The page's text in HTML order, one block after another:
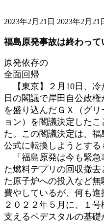
2023年2月21日 終
新
2023年2月21
福島原発事故は終わって
原発依存の
全面回帰
【東京】２月10日、冷
日の閣議で岸田自公政
を盛り込んだＧＸ（グ
ョン）を閣議決定した
た。この閣議決定は、
公式に転換しようとする
「福島原発は今も緊急
た燃料デプリの回収撤
た原子炉への投入など
費やしているが、何も
２０２２年５月に、１
支えるペデスタルの基